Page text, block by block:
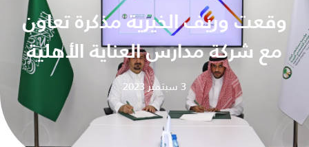
وقعت وريف الخيرية مذكرة تعاون
مع شركة مدارس العناية الأهلية
3 سبتمبر 2023